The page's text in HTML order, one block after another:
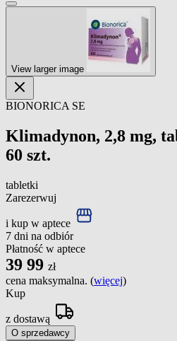
View larger image
BIONORICA SE
Klimadynon, 2,8 mg,
60 szt.
tabletki
Zarezerwuj
i kup w aptece
7 dni na odbiór
Płatność w aptece
39 99 zł
cena maksymalna. (więcej)
Kup
z dostawą
O sprzedawcy